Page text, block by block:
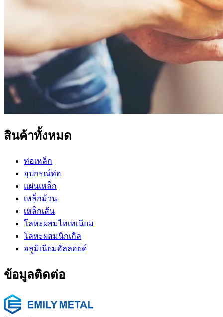
สินค้าทั้งหมด
ท่อเหล็ก
อุปกรณ์ท่อ
แผ่นเหล็ก
เหล็กม้วน
เหล็กเส้น
โลหะผสมไทเทเนียม
โลหะผสมนิกเกิล
อลูมิเนียมอัลลอยด์
ข้อมูลติดต่อ